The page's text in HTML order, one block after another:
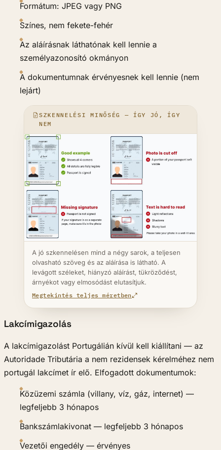
Formátum: JPEG vagy PNG
Színes, nem fekete-fehér
Az aláírásnak láthatónak kell lennie a
személyazonosító okmányon
A dokumentumnak érvényesnek kell lennie (nem
lejárt)
SZKENNELÉSI MINŐSÉG — ÍGY JÓ, ÍGY
NEM
A jó szkennelésen mind a négy sarok, a teljesen
olvasható szöveg és az aláírása is látható. A
levágott széleket, hiányzó aláírást, tükröződést,
árnyékot vagy elmosódást elutasítjuk.
Megtekintés teljes méretben
Lakcímigazolás
A lakcímigazolást Portugálián kívül kell kiállítani — az
Autoridade Tributária a nem rezidensek kérelméhez nem
portugál lakcímet ír elő. Elfogadott dokumentumok:
Közüzemi számla (villany, víz, gáz, internet) —
legfeljebb 3 hónapos
Bankszámlakivonat — legfeljebb 3 hónapos
Vezetői engedély — érvényes